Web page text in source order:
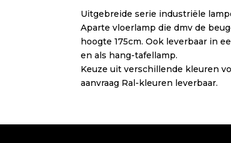
Uitgebreide serie industriële
Aparte vloerlamp die dmv de
hoogte 175cm. Ook leverbaar in
en als hang-tafellamp.
Keuze uit verschillende kleuren
aanvraag Ral-kleuren leverbaar.